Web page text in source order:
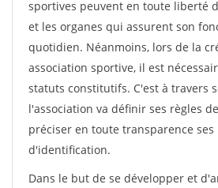
sportives peuvent en toute liberté
et les organes qui assurent son
quotidien. Néanmoins, lors de la
association sportive, il est
statuts constitutifs. C'est à travers
l'association va définir ses règles
préciser en toute transparence
d'identification.
Dans le but de se développer et